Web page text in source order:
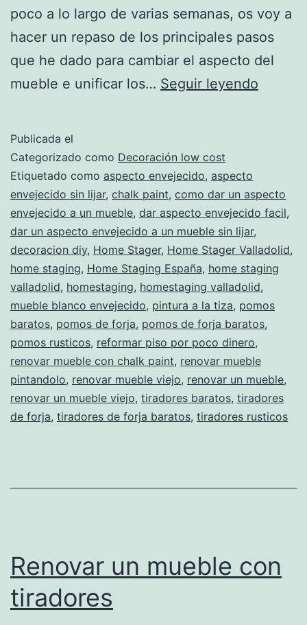
poco a lo largo de varias semanas, os voy a
hacer un repaso de los principales pasos
que he dado para cambiar el aspecto del
mueble e unificar los… Seguir leyendo
de
mi
salón
Publicada el
Categorizado como Decoración low cost
Etiquetado como aspecto envejecido, aspecto
envejecido sin lijar, chalk paint, como dar un aspecto
envejecido a un mueble, dar aspecto envejecido facil,
dar un aspecto envejecido a un mueble sin lijar,
decoracion diy, Home Stager, Home Stager Valladolid,
home staging, Home Staging España, home staging
valladolid, homestaging, homestaging valladolid,
mueble blanco envejecido, pintura a la tiza, pomos
baratos, pomos de forja, pomos de forja baratos,
pomos rusticos, reformar piso por poco dinero,
renovar mueble con chalk paint, renovar mueble
pintandolo, renovar mueble viejo, renovar un mueble,
renovar un mueble viejo, tiradores baratos, tiradores
de forja, tiradores de forja baratos, tiradores rusticos
Renovar un mueble con
tiradores